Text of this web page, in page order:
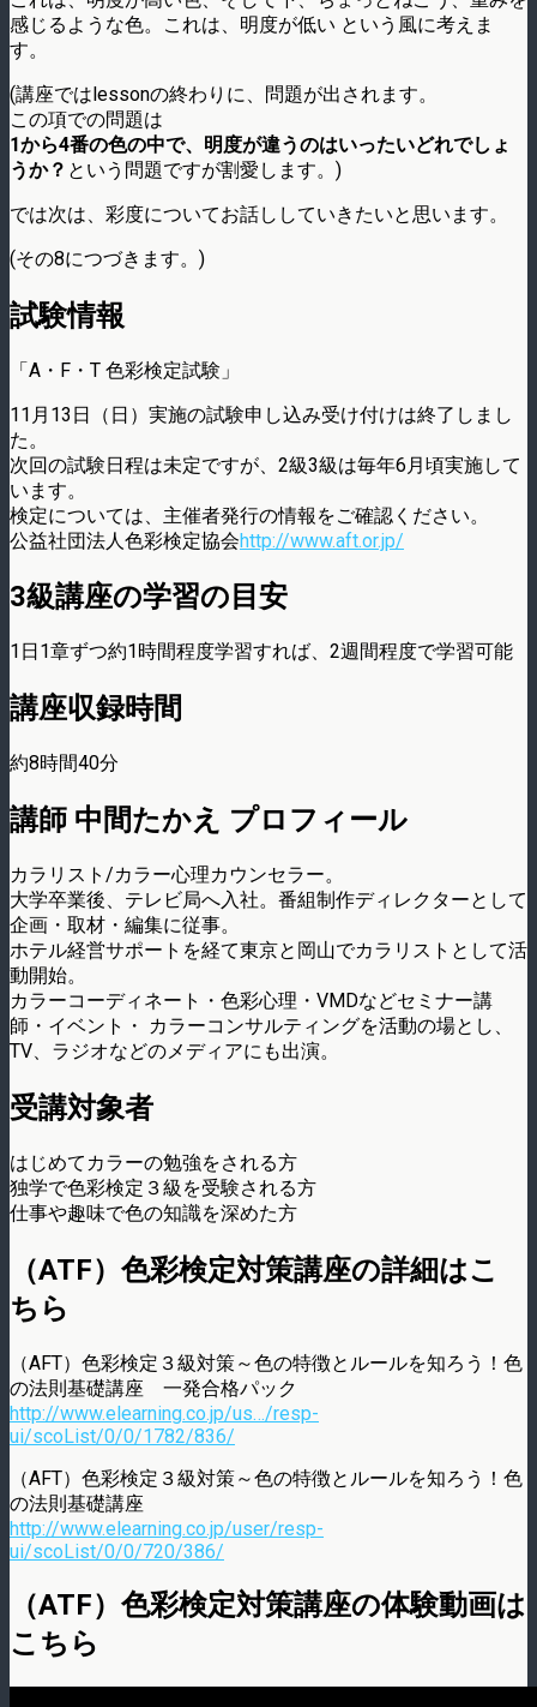
感じるような色。これは、明度が低い という風に考えま
す。
(講座ではlessonの終わりに、問題が出されます。
この項での問題は
1から4番の色の中で、明度が違うのはいったいどれでしょ
うか？ という問題ですが割愛します。)
では次は、彩度についてお話ししていきたいと思います。
(その8につづきます。)
試験情報
「A・F・T 色彩検定試験」
11月13日（日）実施の試験申し込み受け付けは終了しまし
た。
次回の試験日程は未定ですが、2級3級は毎年6月頃実施して
います。
検定については、主催者発行の情報をご確認ください。
公益社団法人色彩検定協会http://www.aft.or.jp/
3級講座の学習の目安
1日1章ずつ約1時間程度学習すれば、2週間程度で学習可能
講座収録時間
約8時間40分
講師 中間たかえ プロフィール
カラリスト/カラー心理カウンセラー。
大学卒業後、テレビ局へ入社。番組制作ディレクターとして
企画・取材・編集に従事。
ホテル経営サポートを経て東京と岡山でカラリストとして活
動開始。
カラーコーディネート・色彩心理・VMDなどセミナー講
師・イベント・ カラーコンサルティングを活動の場とし、
TV、ラジオなどのメディアにも出演。
受講対象者
はじめてカラーの勉強をされる方
独学で色彩検定３級を受験される方
仕事や趣味で色の知識を深めた方
（ATF）色彩検定対策講座の詳細はこ
ちら
（AFT）色彩検定３級対策～色の特徴とルールを知ろう！色
の法則基礎講座 一発合格パック
http://www.elearning.co.jp/us…/resp-
ui/scoList/0/0/1782/836/
（AFT）色彩検定３級対策～色の特徴とルールを知ろう！色
の法則基礎講座
http://www.elearning.co.jp/user/resp-
ui/scoList/0/0/720/386/
（ATF）色彩検定対策講座の体験動画は
こちら